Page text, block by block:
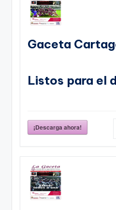
Gaceta
Listos para el
¡Descarga ahora!